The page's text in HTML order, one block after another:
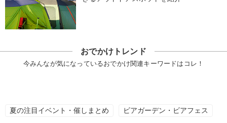
おでかけトレンド
今みんなが気になっているおでかけ関連キーワードはコレ！
夏の注目イベント・催しまとめ ビアガーデン・ビアフェス